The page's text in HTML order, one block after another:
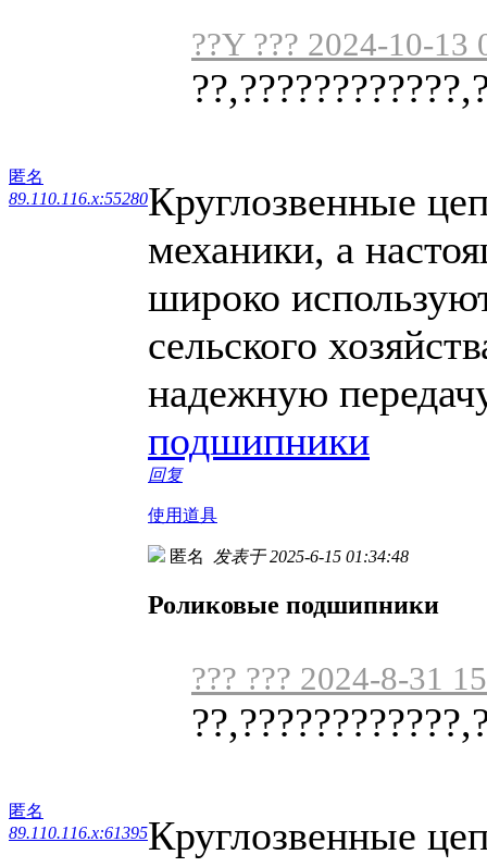
匿名
89.110.116.x:55280
??Y ??? 2024-10-13
Круглозвенные
механики, а
широко
сельского
надежную
подшипники
回复
使用道具
匿名
89.110.116.x:61395
匿名 发表于 2025-6-15 01:34:48
Роликовые подшипники
??? ??? 2024-8-31
Круглозвенные